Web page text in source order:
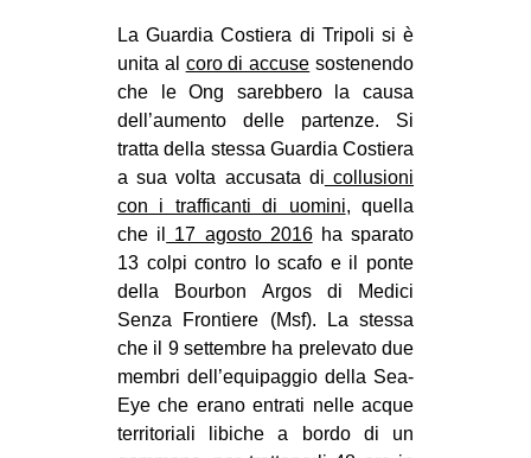
La Guardia Costiera di Tripoli si è
unita al coro di accuse sostenendo
che le Ong sarebbero la causa
dell’aumento delle partenze. Si
tratta della stessa Guardia Costiera
a sua volta accusata di collusioni
con i trafficanti di uomini, quella
che il
17 agosto 2016ha sparato
13 colpi contro lo scafo e il ponte
della Bourbon Argos di Medici
Senza Frontiere (Msf). La stessa
che il 9 settembre ha prelevato due
membri dell’equipaggio della Sea-
Eye che erano entrati nelle acque
territoriali libiche a bordo di un